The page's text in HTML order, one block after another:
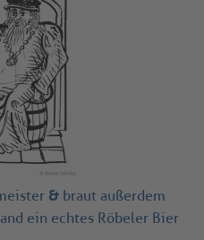
& braut außerdem
ein echtes Röbeler Bier